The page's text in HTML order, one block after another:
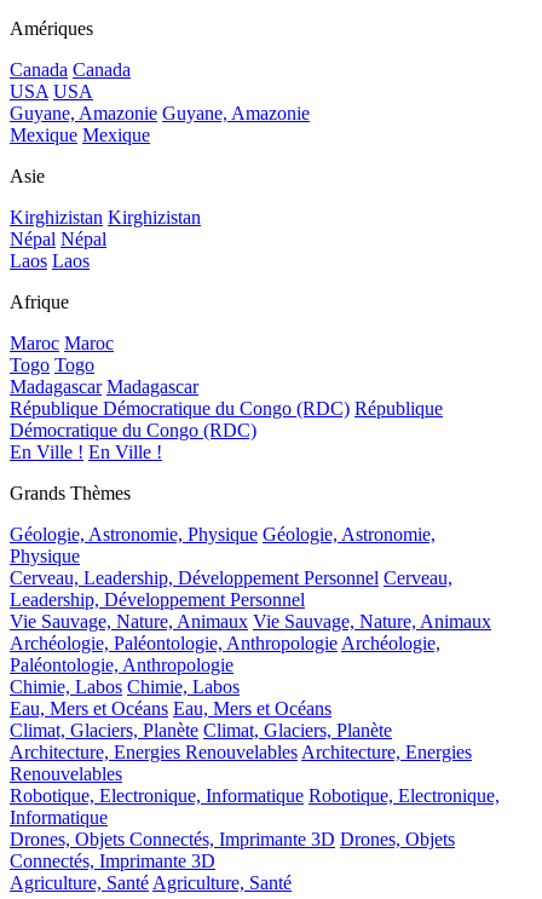
Amériques
Canada Canada
USA USA
Guyane, Amazonie Guyane, Amazonie
Mexique Mexique
Asie
Kirghizistan Kirghizistan
Népal Népal
Laos Laos
Afrique
Maroc Maroc
Togo Togo
Madagascar Madagascar
République Démocratique du Congo (RDC) République
Démocratique du Congo (RDC)
En Ville ! En Ville !
Grands Thèmes
Géologie, Astronomie, Physique Géologie, Astronomie,
Physique
Cerveau, Leadership, Développement Personnel Cerveau,
Leadership, Développement Personnel
Vie Sauvage, Nature, Animaux Vie Sauvage, Nature, Animaux
Archéologie, Paléontologie, AnthropologieArchéologie,
Paléontologie, Anthropologie
Chimie, Labos Chimie, Labos
Eau, Mers et Océans Eau, Mers et Océans
Climat, Glaciers, Planète Climat, Glaciers, Planète
Architecture, Energies RenouvelablesArchitecture, Energies
Renouvelables
Robotique, Electronique, Informatique Robotique, Electronique,
Informatique
Drones, Objets Connectés, Imprimante 3D Drones, Objets
Connectés, Imprimante 3D
Agriculture, SantéAgriculture, Santé